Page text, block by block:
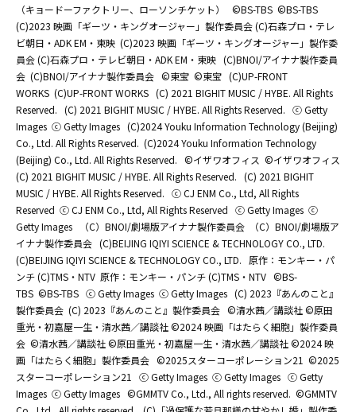
（キョードーファクトリー、ローソンチケット）
©BS-TBS ©BS-TBS
(C)2023 映画「ギーツ・キングオージャー」製作委員会 (C)石森プロ・テレ
ビ朝日・ADK EM・東映 (C)2023 映画「ギーツ・キングオージャー」製作委
員会 (C)石森プロ・テレビ朝日・ADK EM・東映 (C)BNOI/アイナナ製作委員
会 (C)BNOI/アイナナ製作委員会 ©東宝 ©東宝 (C)UP-FRONT
WORKS (C)UP-FRONT WORKS (C) 2021 BIGHIT MUSIC / HYBE. All Rights
Reserved. (C) 2021 BIGHIT MUSIC / HYBE. All Rights Reserved. ⓒ Getty
Images ⓒ Getty Images (C)2024 Youku Information Technology (Beijing)
Co., Ltd. All Rights Reserved. (C)2024 Youku Information Technology
(Beijing) Co., Ltd. All Rights Reserved. ©イザワオフィス ©イザワオフィス
(C) 2021 BIGHIT MUSIC / HYBE. All Rights Reserved. (C) 2021 BIGHIT
MUSIC / HYBE. All Rights Reserved. ⓒ CJ ENM Co., Ltd, All Rights
Reserved ⓒ CJ ENM Co., Ltd, All Rights Reserved ⓒ Getty Images ⓒ
Getty Images
（C）BNOI/劇場版アイナナ製作委員会
（C）BNOI/劇場版ア
イナナ製作委員会 (C)BEIJING IQIYI SCIENCE & TECHNOLOGY CO., LTD.
(C)BEIJING IQIYI SCIENCE & TECHNOLOGY CO., LTD.
原作：モンキー・パ
ンチ (C)TMS・NTV 原作：モンキー・パンチ (C)TMS・NTV ©BS-
TBS ©BS-TBS ⓒ Getty Images ⓒ Getty Images (C) 2023『あんのこと』
製作委員会 (C) 2023『あんのこと』製作委員会 ©清水茜／講談社 ©原田
重光・初嘉屋一生・清水茜／講談社 ©2024 映画「はたらく細胞」製作委員
会 ©清水茜／講談社 ©原田重光・初嘉屋一生・清水茜／講談社 ©2024 映
画「はたらく細胞」製作委員会 ©2025スターコーポレーション21 ©2025
スターコーポレーション21
ⓒ Getty Images ⓒ Getty Images ⓒ Getty
Images ⓒ Getty Images ©GMMTV Co., Ltd., All rights reserved. ©GMMTV